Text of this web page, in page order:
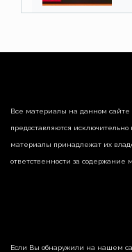
Все материалы на данном сайте
предоставляются
материалы принадлежат их
ответственности за содержание
Если Вы обнаружили на нашем